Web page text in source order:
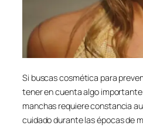
Si buscas cosmética para
tener en cuenta algo
manchas requiere constancia
cuidado durante las épocas de